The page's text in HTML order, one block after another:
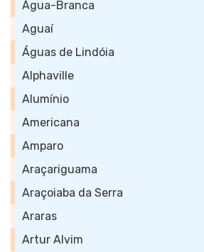
Água-Branca
Aguaí
Águas de Lindóia
Alphaville
Alumínio
Americana
Amparo
Araçariguama
Araçoiaba da Serra
Araras
Artur Alvim